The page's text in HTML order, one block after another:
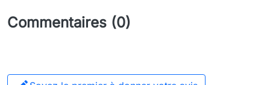
Commentaires (0)